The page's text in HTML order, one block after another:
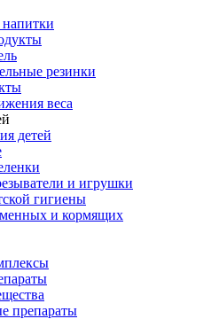
резинки
веса
детей
и игрушки
гигиены
и кормящих
препараты